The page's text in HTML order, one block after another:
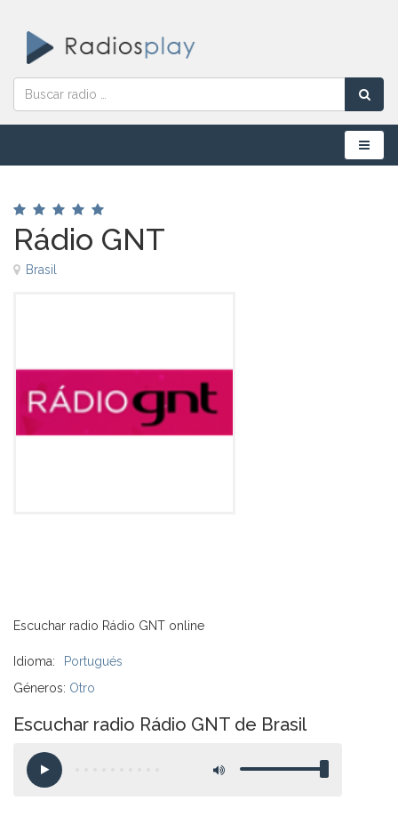
Menú
Rádio GNT
Brasil
Escuchar radio Rádio GNT online
Idioma:
Portugués
Géneros: Otro
Escuchar radio Rádio GNT de Brasil